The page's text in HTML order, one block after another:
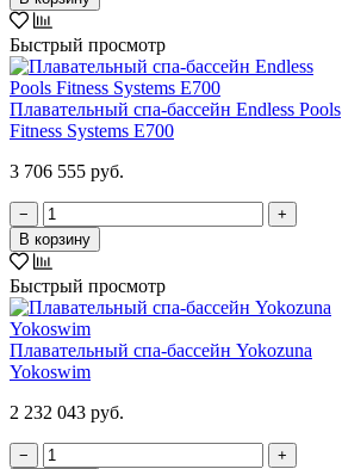
Быстрый просмотр
Плавательный спа-бассейн Endless Pools
Fitness Systems E700
3 706 555 руб.
−
+
В корзину
Быстрый просмотр
Плавательный спа-бассейн Yokozuna
Yokoswim
2 232 043 руб.
−
+